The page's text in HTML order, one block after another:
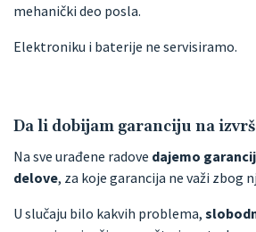
mehanički deo posla.
Elektroniku i baterije ne servisiramo.
Da li dobijam garanciju na
Na sve urađene radove dajemo
delove, za koje garancija ne važi zbog
U slučaju bilo kakvih problema,